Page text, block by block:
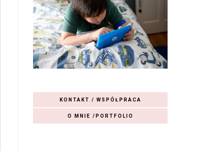
KONTAKT / WSPÓŁPRACA
O MNIE /PORTFOLIO